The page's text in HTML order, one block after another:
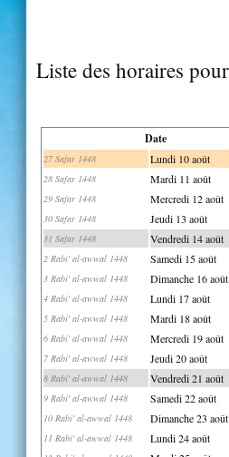
Liste des horaires
Date
27 Safar 1448 Lundi 10 août
28 Safar 1448 Mardi 11 août
29 Safar 1448 Mercredi 12 août
30 Safar 1448 Jeudi 13 août
31 Safar 1448 Vendredi 14 août
2 Rabi' al-awwal 1448 Samedi 15 août
3 Rabi' al-awwal 1448 Dimanche 16 août
4 Rabi' al-awwal 1448 Lundi 17 août
5 Rabi' al-awwal 1448 Mardi 18 août
6 Rabi' al-awwal 1448 Mercredi 19 août
7 Rabi' al-awwal 1448 Jeudi 20 août
8 Rabi' al-awwal 1448 Vendredi 21 août
9 Rabi' al-awwal 1448 Samedi 22 août
10 Rabi' al-awwal 1448 Dimanche 23 août
11 Rabi' al-awwal 1448 Lundi 24 août